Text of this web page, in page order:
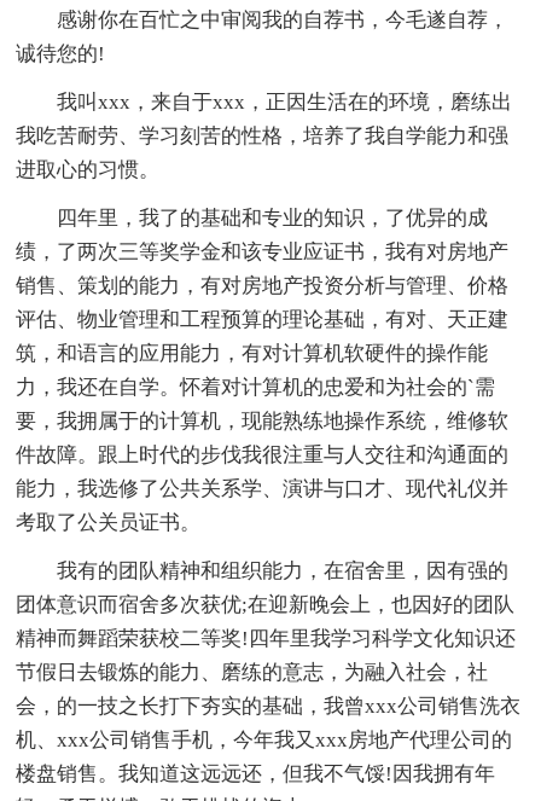
感谢你在百忙之中审阅我的自荐书，今毛遂自荐，
诚待您的!
我叫xxx，来自于xxx，正因生活在的环境，磨练出
我吃苦耐劳、学习刻苦的性格，培养了我自学能力和强
进取心的习惯。
四年里，我了的基础和专业的知识，了优异的成
绩，了两次三等奖学金和该专业应证书，我有对房地产
销售、策划的能力，有对房地产投资分析与管理、价格
评估、物业管理和工程预算的理论基础，有对、天正建
筑，和语言的应用能力，有对计算机软硬件的操作能
力，我还在自学。怀着对计算机的忠爱和为社会的`需
要，我拥属于的计算机，现能熟练地操作系统，维修软
件故障。跟上时代的步伐我很注重与人交往和沟通面的
能力，我选修了公共关系学、演讲与口才、现代礼仪并
考取了公关员证书。
我有的团队精神和组织能力，在宿舍里，因有强的
团体意识而宿舍多次获优;在迎新晚会上，也因好的团队
精神而舞蹈荣获校二等奖!四年里我学习科学文化知识还
节假日去锻炼的能力、磨练的意志，为融入社会，社
会，的一技之长打下夯实的基础，我曾xxx公司销售洗衣
机、xxx公司销售手机，今年我又xxx房地产代理公司的
楼盘销售。我知道这远远还，但我不气馁!因我拥有年